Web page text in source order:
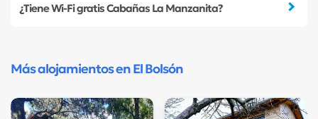
¿Tiene Wi-Fi gratis Cabañas La Manzanita?
Más alojamientos en El Bolsón